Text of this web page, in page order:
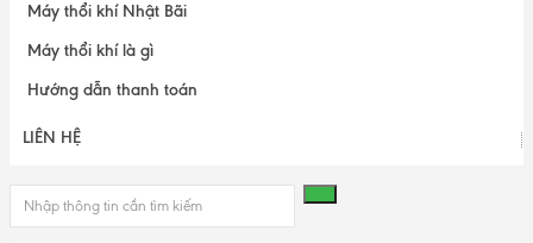
Máy thổi khí Nhật Bãi
Máy thổi khí là gì
Hướng dẫn thanh toán
LIÊN HỆ